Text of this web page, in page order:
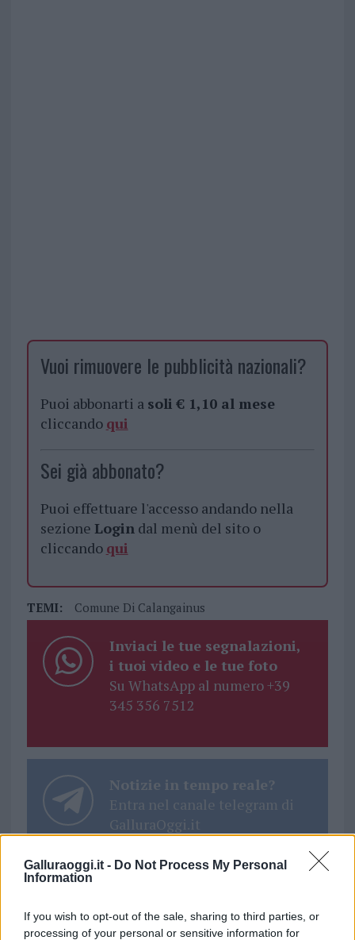
Galluraoggi.it - Do Not Process My Personal
Information
If you wish to opt-out of the sale, sharing to third parties, or
processing of your personal or sensitive information for
Vuoi rimuovere le pubblicità nazionali?
Puoi abbonarti a soli € 1,10 al mese
cliccando qui
Sei già abbonato?
Puoi effettuare l'accesso andando nella
sezione Logindal menù del sito o
cliccando qui
TEMI: Comune Di Calangainus
Inviaci le tue segnalazioni,
i tuoi video e le tue foto
Su WhatsApp al numero +39
345 356 7512
Notizie in tempo reale?
Entra nel canale telegram di
GalluraOggi.it
Ricevi le nostre ultime news